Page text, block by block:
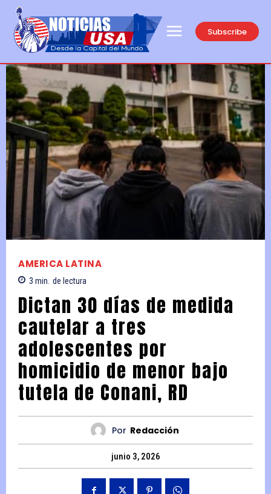
Subscribe
AMERICA LATINA
3 min. de lectura
Dictan 30 días de medida
cautelar a tres
adolescentes por
homicidio de menor bajo
tutela de Conani, RD
Por Redacción
junio 3, 2026